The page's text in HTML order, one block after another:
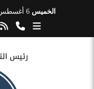
الخميس
رئيس